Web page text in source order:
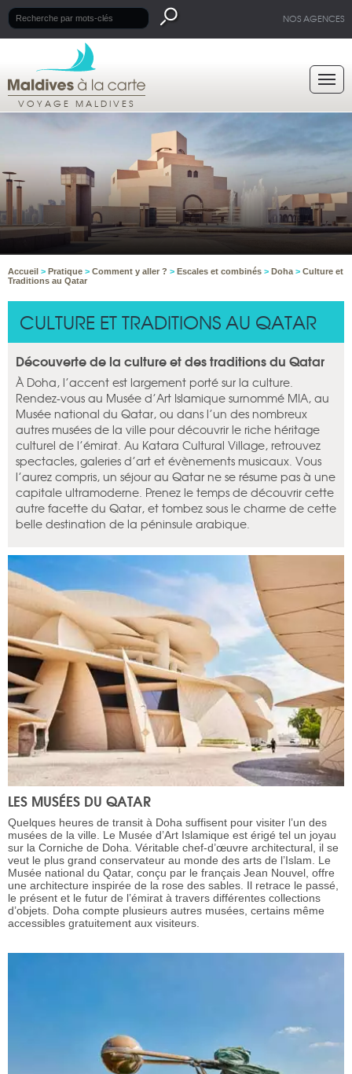
NOS AGENCES
VOYAGE MALDIVES
Accueil > Pratique > Comment y aller ? > Escales et combinés > Doha > Culture et
Traditions au Qatar
CULTURE ET TRADITIONS AU QATAR
Découverte de la culture et des traditions du Qatar
À Doha, l’accent est largement porté sur la culture.
Rendez-vous au Musée d’Art Islamique surnommé MIA, au
Musée national du Qatar, ou dans l’un des nombreux
autres musées de la ville pour découvrir le riche héritage
culturel de l’émirat. Au Katara Cultural Village, retrouvez
spectacles, galeries d’art et évènements musicaux. Vous
l’aurez compris, un séjour au Qatar ne se résume pas à une
capitale ultramoderne. Prenez le temps de découvrir cette
autre facette du Qatar, et tombez sous le charme de cette
belle destination de la péninsule arabique.
LES MUSÉES DU QATAR
Quelques heures de transit à Doha suffisent pour visiter l’un des
musées de la ville. Le Musée d’Art Islamique est érigé tel un joyau
sur la Corniche de Doha. Véritable chef-d’œuvre architectural, il se
veut le plus grand conservateur au monde des arts de l’Islam. Le
Musée national du Qatar, conçu par le français Jean Nouvel, offre
une architecture inspirée de la rose des sables. Il retrace le passé,
le présent et le futur de l’émirat à travers différentes collections
d’objets. Doha compte plusieurs autres musées, certains même
accessibles gratuitement aux visiteurs.